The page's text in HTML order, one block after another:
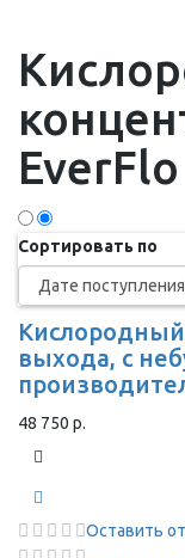
Сортировать по
Кислородный
выхода, с
48 750 р.
Оставить